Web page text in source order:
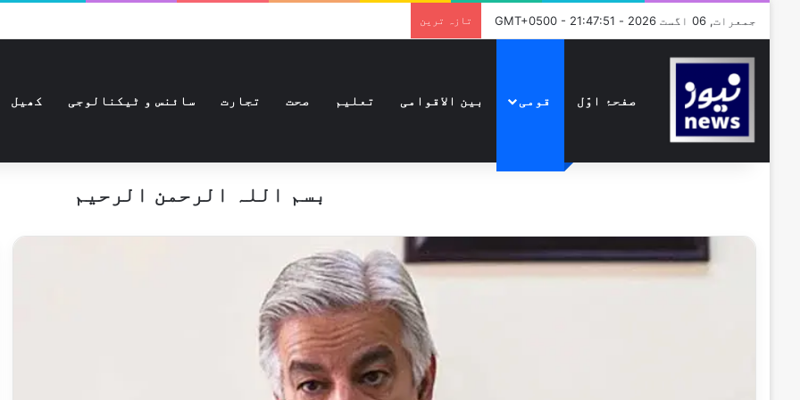
جمعرات, 06 اگست 2026 - GMT+0500 - 21:47:51 تازہ ترین
صفحۂ اوّل قومی بین الاقوامی تعلیم صحت تجارت سائنس و ٹیکنالوجی کھیل
بسم اللہ الرحمن الرحیم